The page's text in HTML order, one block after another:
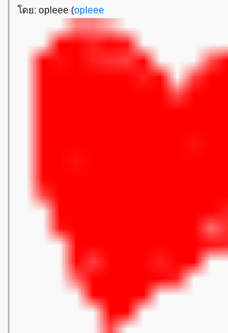
ดย: opleee (opleee